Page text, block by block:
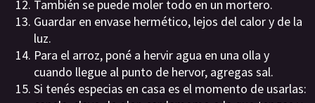
También se puede moler todo en un mortero.
Guardar en envase hermético, lejos del calor y de la
luz.
Para el arroz, poné a hervir agua en una olla y
cuando llegue al punto de hervor, agregas sal.
Si tenés especias en casa es el momento de usarlas: